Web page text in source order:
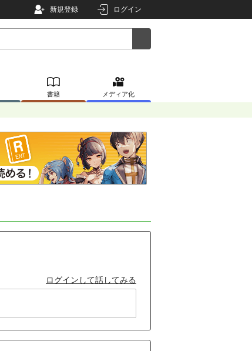
新規登録 ログイン
書籍 メディア化
ログインして話してみる